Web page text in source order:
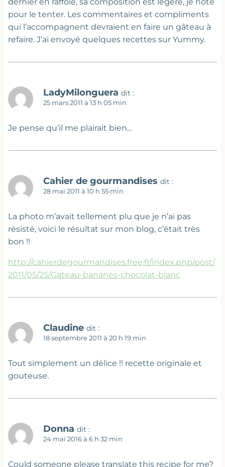
pour le tenter. Les commentaires et compliments
qui l’accompagnent devraient en faire un gâteau à
refaire. J’ai envoyé quelques recettes sur Yummy.
LadyMilonguera dit :
25 mars 2011 à 13 h 05 min
Je pense qu’il me plairait bien…
Cahier de gourmandises dit :
28 mai 2011 à 10 h 55 min
La photo m’avait tellement plu que je n’ai pas
résisté, voici le résultat sur mon blog, c’était très
bon !!
http://cahierdegourmandises.free.fr/index.php/post/
2011/05/25/Gateau-bananes-chocolat-blanc
Claudine dit :
18 septembre 2011 à 20 h 19 min
Tout simplement un délice !! recette originale et
gouteuse.
Donna dit :
24 mai 2016 à 6 h 32 min
Could someone please translate this recipe for me?